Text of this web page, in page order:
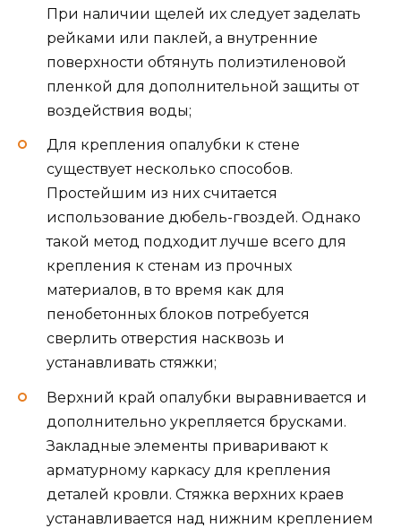
При наличии щелей их следует заделать
рейками или паклей, а внутренние
поверхности обтянуть полиэтиленовой
пленкой для дополнительной защиты от
воздействия воды;
Для крепления опалубки к стене
существует несколько способов.
Простейшим из них считается
использование дюбель-гвоздей. Однако
такой метод подходит лучше всего для
крепления к стенам из прочных
материалов, в то время как для
пенобетонных блоков потребуется
сверлить отверстия насквозь и
устанавливать стяжки;
Верхний край опалубки выравнивается и
дополнительно укрепляется брусками.
Закладные элементы приваривают к
арматурному каркасу для крепления
деталей кровли. Стяжка верхних краев
устанавливается над нижним креплением